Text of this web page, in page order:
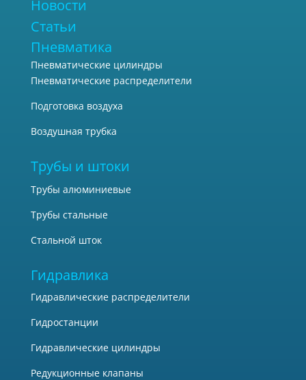
Новости
Статьи
Пневматика
Пневматические цилиндры
Пневматические распределители
Подготовка воздуха
Воздушная трубка
Трубы и штоки
Трубы алюминиевые
Трубы стальные
Стальной шток
Гидравлика
Гидравлические распределители
Гидростанции
Гидравлические цилиндры
Редукционные клапаны